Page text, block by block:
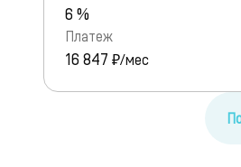
6 %
Платеж
16 847 ₽/мес